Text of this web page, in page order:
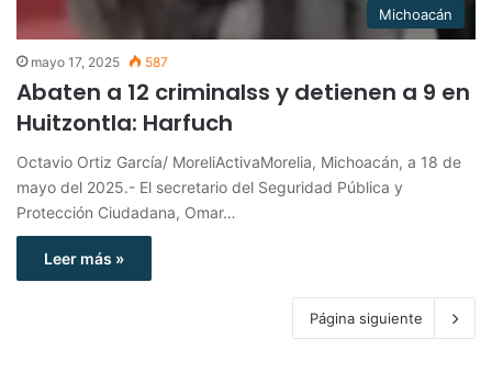
Michoacán
mayo 17, 2025 587
Abaten a 12 criminalss y detienen a 9 en
Huitzontla: Harfuch
Octavio Ortiz García/ MoreliActivaMorelia, Michoacán, a 18 de
mayo del 2025.- El secretario del Seguridad Pública y
Protección Ciudadana, Omar…
Leer más »
Página siguiente